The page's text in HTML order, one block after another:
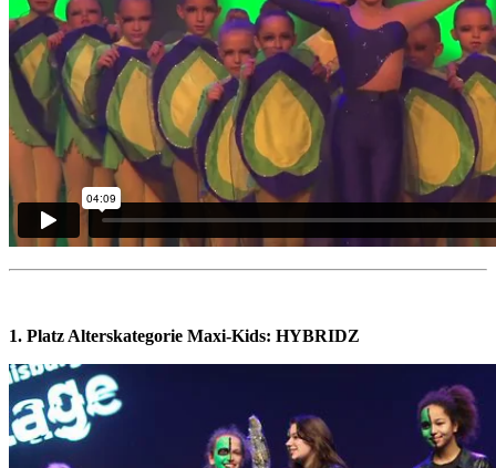
1. Platz Alterskategorie Maxi-Kids: HYBRIDZ